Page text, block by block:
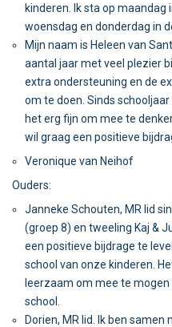
kinderen. Ik sta op maandag
woensdag en donderdag in
Mijn naam is Heleen van
aantal jaar met veel plezier
extra ondersteuning en de
om te doen. Sinds schooljaar
het erg fijn om mee te
wil graag een positieve
Veronique van Neihof
Ouders:
Janneke Schouten, MR lid
(groep 8) en tweeling Kaj &
een positieve bijdrage te
school van onze kinderen.
leerzaam om mee te
school.
Dorien, MR lid. Ik ben